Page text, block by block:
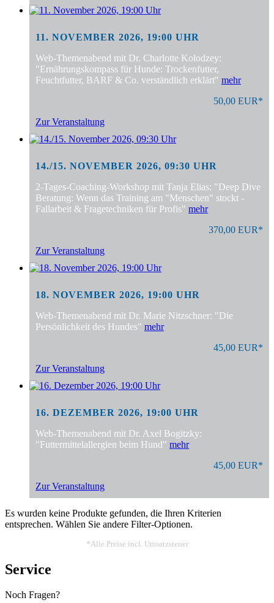
11. NOVEMBER 2026, 19:00 UHR
Web-Themenabend mit Dr. Charlotte Kolodzey:
"Ernährungskompass für Hunde: Trockenfutter,
Feuchtfutter, BARF & Co. verständlich erklärt" mehr
50,00 EUR*
Zur Veranstaltung
14./15. NOVEMBER 2026, 09:30 UHR
2-Tages-Coaching-Workshop mit Tanja Elias: "Deep Dive
Beratung: Wenn das Training am "Menschen" stockt -
Fallarbeit & Fragetechniken für Profis" mehr
370,00 EUR*
Zur Veranstaltung
18. NOVEMBER 2026, 19:00 UHR
Web-Themenabend mit Dr. Marie Nitzschner: "Die
Persönlichkeit des Hundes" mehr
45,00 EUR*
Zur Veranstaltung
16. DEZEMBER 2026, 19:00 UHR
Web-Themenabend mit Dr. Axel Bogitzky:
"Futtermittelallergien beim Hund" mehr
45,00 EUR*
Zur Veranstaltung
Es wurden keine Produkte gefunden, die Ihren Kriterien
entsprechen. Wählen Sie andere Filter-Optionen.
*Alle Preise incl. Umsatzsteuer
Service
Noch Fragen?